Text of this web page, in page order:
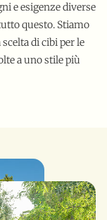
e esigenze diverse
questo. Stiamo
di cibi per le
a uno stile più